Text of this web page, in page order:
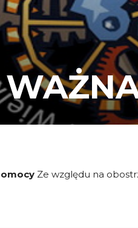
Ze względu na